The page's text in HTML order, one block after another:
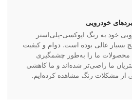
خودرویی
خود به رنگ اپوکسی-پلی‌استر
بسیار عالی بوده است. دوام و کیفیت
ما را به‌طور چشمگیری
ما راضی‌تر شده‌اند و ما کاهشی
از مشکلات رنگ مشاهده کرده‌ایم.